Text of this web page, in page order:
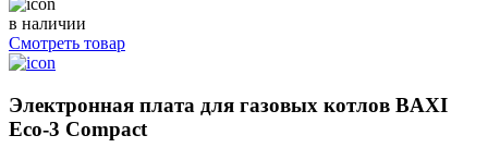
в наличии
Смотреть товар
Электронная плата для газовых котлов BAXI
Eco-3 Compact